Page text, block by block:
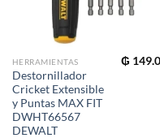
HERRAMIENTAS
Destornillador
Cricket Extensible
y Puntas MAX FIT
DWHT66567
DEWALT
₲